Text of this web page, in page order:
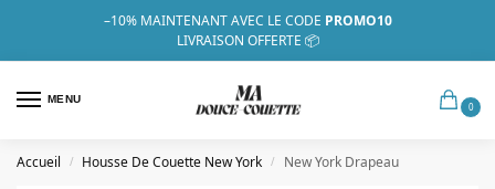
–10% MAINTENANT AVEC LE CODE PROMO10
LIVRAISON OFFERTE 📦
MENU
0
Accueil / Housse De Couette New York / New York Drapeau